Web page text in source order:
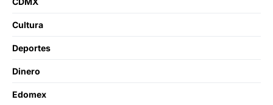
Cultura
Deportes
Dinero
Edomex